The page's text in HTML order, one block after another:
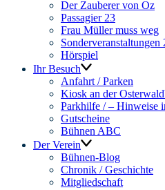
Der Zauberer von Oz
Passagier 23
Frau Müller muss weg
Sonderveranstaltungen
Hörspiel
Ihr Besuch
Anfahrt / Parken
Kiosk an der
Parkhilfe / – Hinweise
Gutscheine
Bühnen ABC
Der Verein
Bühnen-Blog
Chronik / Geschichte
Mitgliedschaft